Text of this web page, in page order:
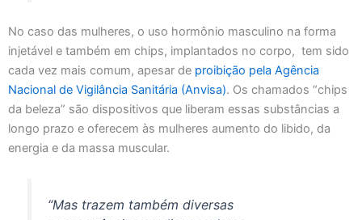
No caso das mulheres, o uso hormônio masculino na forma
injetável e também em chips, implantados no corpo, tem sido
cada vez mais comum, apesar de proibição pela Agência
Nacional de Vigilância Sanitária (Anvisa). Os chamados “chips
da beleza” são dispositivos que liberam essas substâncias a
longo prazo e oferecem às mulheres aumento do libido, da
energia e da massa muscular.
“Mas trazem também diversas